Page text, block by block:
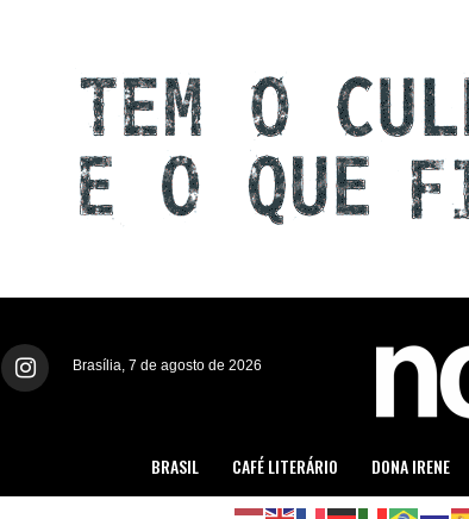
Brasília, 7 de agosto de 2026
BRASIL CAFÉ LITERÁRIO DONA IRENE